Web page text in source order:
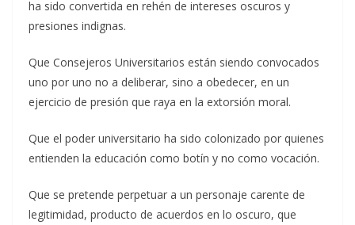
ha sido convertida en rehén de intereses oscuros y
presiones indignas.
Que Consejeros Universitarios están siendo convocados
uno por uno no a deliberar, sino a obedecer, en un
ejercicio de presión que raya en la extorsión moral.
Que el poder universitario ha sido colonizado por quienes
entienden la educación como botín y no como vocación.
Que se pretende perpetuar a un personaje carente de
legitimidad, producto de acuerdos en lo oscuro, que